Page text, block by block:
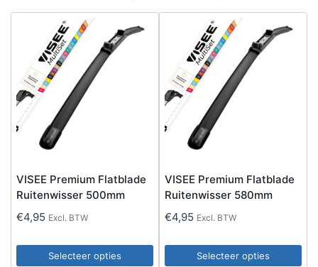
VISEE Premium Flatblade
Ruitenwisser 500mm
€4,95 Excl. BTW
Selecteer opties
VISEE Premium Flatblade
Ruitenwisser 580mm
€4,95 Excl. BTW
Selecteer opties